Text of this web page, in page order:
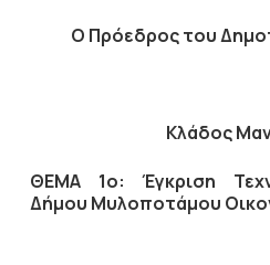
Ο Πρόεδρος του
Κλάδος
ΘΕΜΑ 1ο: Έγκριση
Δήμου Μυλοποτάμου